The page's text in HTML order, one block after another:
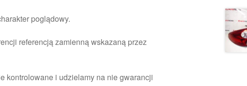
poglądowy.
referencją zamienną wskazaną przez
kontrolowane i udzielamy na nie gwarancji